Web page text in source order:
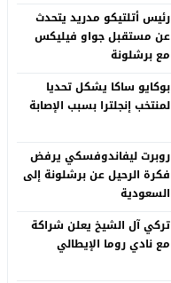
رئيس أتلتيكو مدريد يتحدث
عن مستقبل جواو فيليكس
مع برشلونة
بوكايو ساكا يشكل تحديا
لمنتخب إنجلترا بسبب الإصابة
روبرت ليفاندوفسكي يرفض
فكرة الرحيل عن برشلونة إلى
السعودية
تركي آل الشيخ يعلن شراكة
مع نادي روما الإيطالي